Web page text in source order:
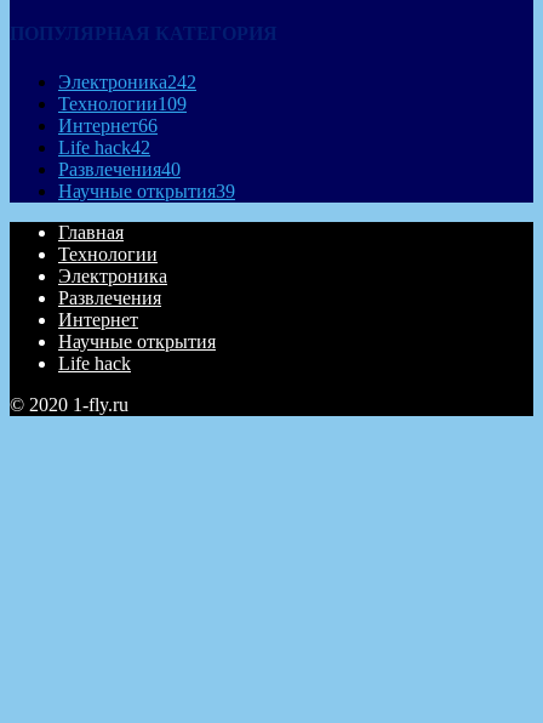
ПОПУЛЯРНАЯ КАТЕГОРИЯ
Электроника242
Технологии109
Интернет66
Life hack42
Развлечения40
Научные открытия39
Главная
Технологии
Электроника
Развлечения
Интернет
Научные открытия
Life hack
© 2020 1-fly.ru